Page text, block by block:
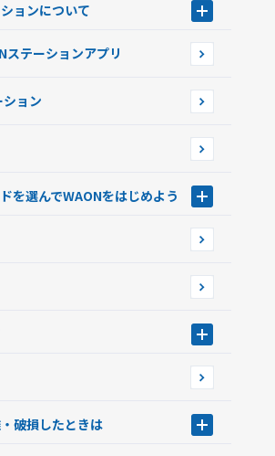
ージする
る
について
会員登録に伴う個人データの共同利用のお知
ョンについて
ンWAON端末について
テーションアプリ
ョン
を選んでWAONをはじめよう
ードプラス
ン
ン破損したときは